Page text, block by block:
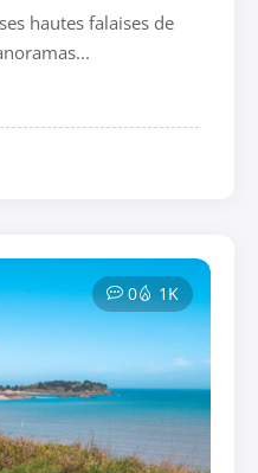
hautes falaises de
0 1K